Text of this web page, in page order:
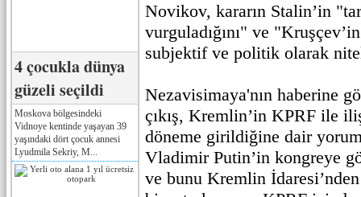
4 çocukla dünya
güzeli seçildi
Moskova bölgesindeki
Vidnoye kentinde yaşayan 39
yaşındaki dört çocuk annesi
Lyudmila Sekriy, M...
Novikov, kararın Stalin’in
vurguladığını" ve
subjektif ve politik olarak
Nezavisimaya'nın haberine
çıkış, Kremlin’in KPRF ile
döneme girildiğine dair
Vladimir Putin’in kongreye
ve bunu Kremlin